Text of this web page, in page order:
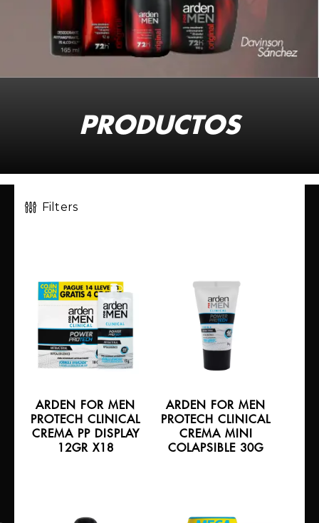
PRODUCTOS
Filters
ARDEN FOR MEN
PROTECH CLINICAL
CREMA PP DISPLAY
12GR X18
ARDEN FOR MEN
PROTECH CLINICAL
CREMA MINI
COLAPSIBLE 30G